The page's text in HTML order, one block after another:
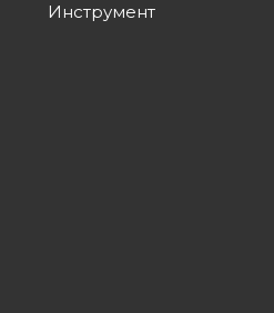
Инструмент